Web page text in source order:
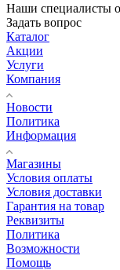
Наши специалисты
Задать вопрос
Каталог
Акции
Услуги
Компания
Новости
Политика
Информация
Магазины
Условия оплаты
Условия доставки
Гарантия на товар
Реквизиты
Политика
Возможности
Помощь